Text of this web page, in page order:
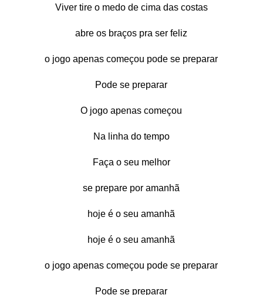
Viver tire o medo de cima das costas
abre os braços pra ser feliz
o jogo apenas começou pode se preparar
Pode se preparar
O jogo apenas começou
Na linha do tempo
Faça o seu melhor
se prepare por amanhã
hoje é o seu amanhã
hoje é o seu amanhã
o jogo apenas começou pode se preparar
Pode se preparar